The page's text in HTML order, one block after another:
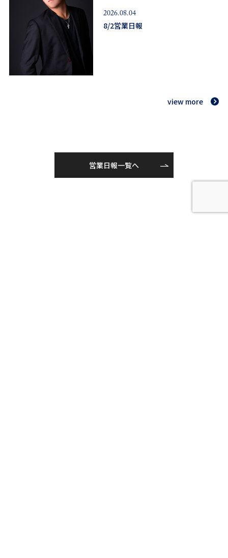
2026.08.04
8/2営業日報
view more
営業日報一覧へ